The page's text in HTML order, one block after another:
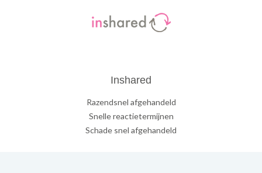
Inshared
Razendsnel afgehandeld
Snelle reactietermijnen
Schade snel afgehandeld